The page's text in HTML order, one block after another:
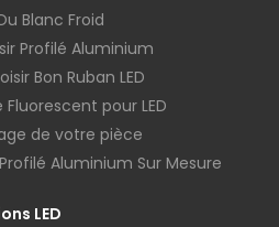
Blanc Froid
Profilé Aluminium
Bon Ruban LED
pour LED
de votre pièce
Aluminium Sur Mesure
LED